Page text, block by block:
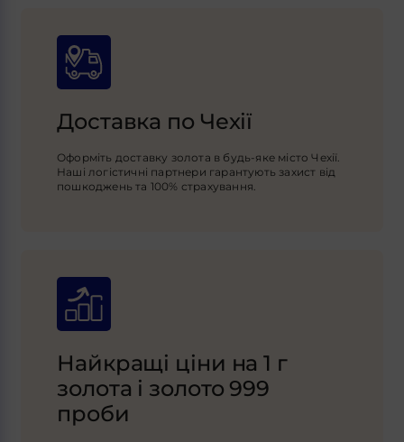
Доставка по Чехії
Оформіть доставку золота в будь-яке місто Чехії.
Наші логістичні партнери гарантують захист від
пошкоджень та 100% страхування.
Найкращі ціни на 1 г
золота і золото 999
проби